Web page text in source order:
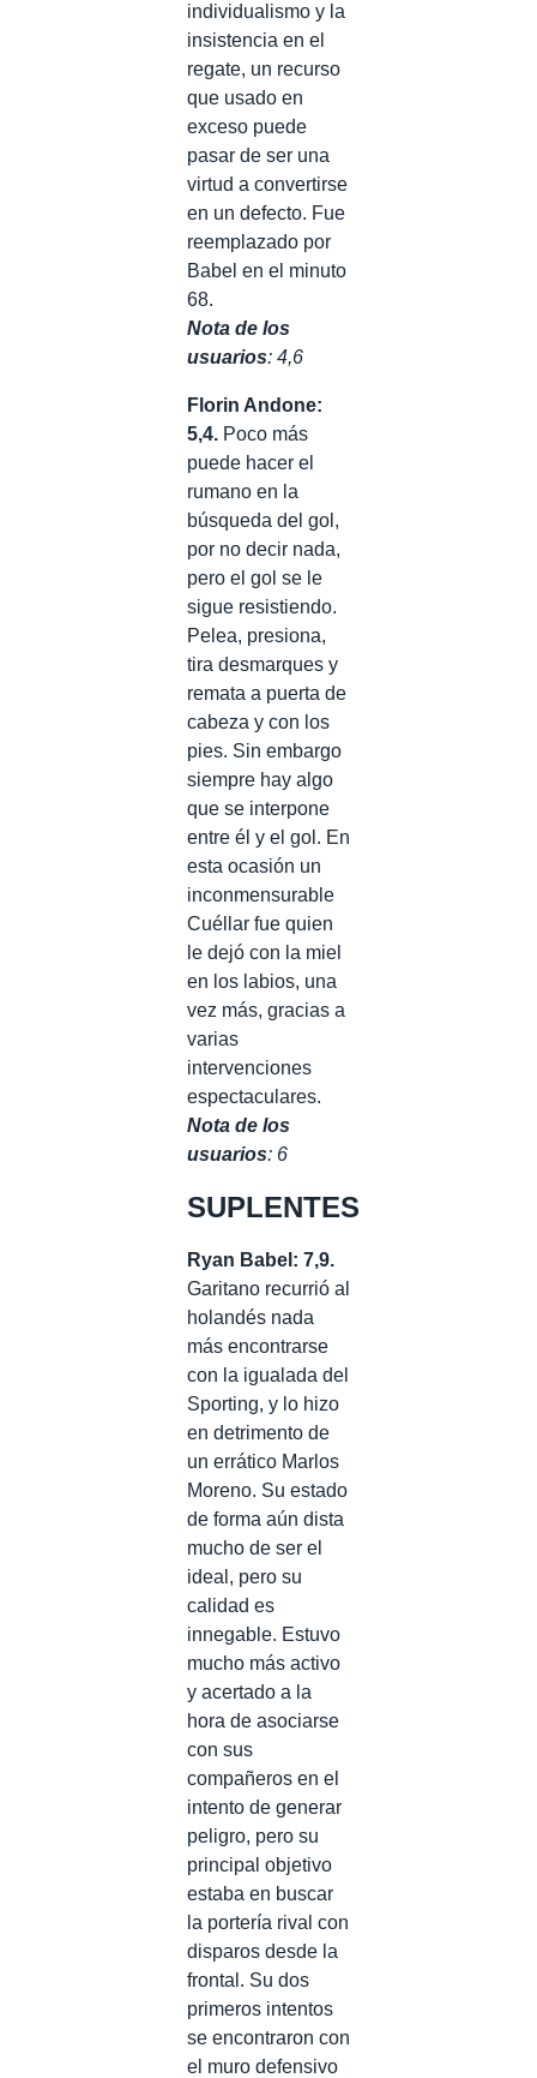
individualismo y la
insistencia en el
regate, un recurso
que usado en
exceso puede
pasar de ser una
virtud a convertirse
en un defecto. Fue
reemplazado por
Babel en el minuto
68.
Nota de los
usuarios: 4,6
Florin Andone:
5,4. Poco más
puede hacer el
rumano en la
búsqueda del gol,
por no decir nada,
pero el gol se le
sigue resistiendo.
Pelea, presiona,
tira desmarques y
remata a puerta de
cabeza y con los
pies. Sin embargo
siempre hay algo
que se interpone
entre él y el gol. En
esta ocasión un
inconmensurable
Cuéllar fue quien
le dejó con la miel
en los labios, una
vez más, gracias a
varias
intervenciones
espectaculares.
Nota de los
usuarios: 6
SUPLENTES
Ryan Babel: 7,9.
Garitano recurrió al
holandés nada
más encontrarse
con la igualada del
Sporting, y lo hizo
en detrimento de
un errático Marlos
Moreno. Su estado
de forma aún dista
mucho de ser el
ideal, pero su
calidad es
innegable. Estuvo
mucho más activo
y acertado a la
hora de asociarse
con sus
compañeros en el
intento de generar
peligro, pero su
principal objetivo
estaba en buscar
la portería rival con
disparos desde la
frontal. Su dos
primeros intentos
se encontraron con
el muro defensivo